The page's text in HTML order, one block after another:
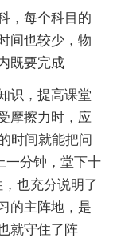
，每个科目的
间也较少，物
既要完成
识，提高课堂
摩擦力时，应
时间就能把问
一分钟，堂下十
也充分说明了
的主阵地，是
就守住了阵